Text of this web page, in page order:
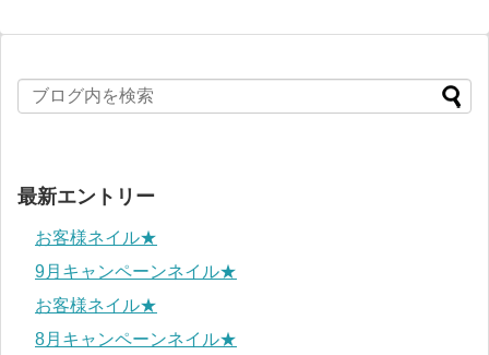
最新エントリー
お客様ネイル★
9月キャンペーンネイル★
お客様ネイル★
8月キャンペーンネイル★